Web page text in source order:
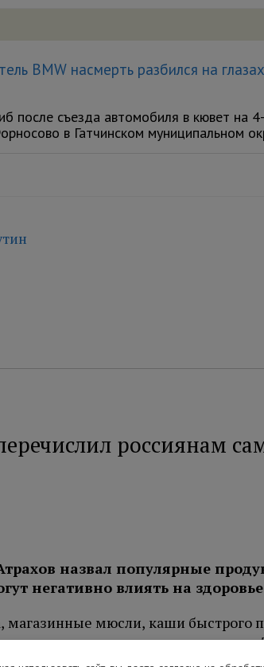
BMW насмерть разбился на
после съезда автомобиля в кювет на
в Гатчинском муниципальном
россиянам
назвал популярные
негативно влиять на
магазинные мюсли, каши быстрого
мало клетчатки и много сахара.
свежими овощами или фруктами.